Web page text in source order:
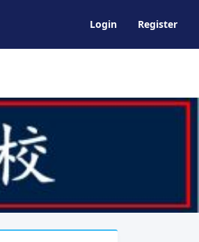
Login Register